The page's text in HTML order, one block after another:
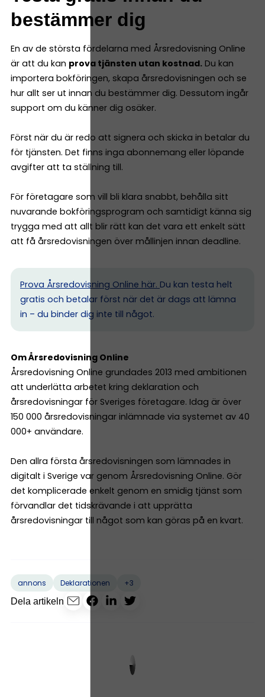
bestämmer dig
En av de största fördelarna med Årsredovisning Online
är att du kan prova tjänsten utan kostnad. Du kan
importera bokföringen, skapa årsredovisningen och se
hur allt ser ut innan du bestämmer dig. Dessutom ingår
support om du känner dig osäker.
Först när du är redo att signera och skicka in betalar du
för tjänsten. Det finns inga abonnemang eller löpande
avgifter att ta ställning till.
För företagare som vill bli klara snabbt, behålla sitt
nuvarande bokföringsprogram och samtidigt känna sig
trygga med att allt blir rätt kan det vara ett enkelt sätt
att få årsredovisningen över mållinjen innan deadline.
Prova Årsredovisning Online här. Du kan testa helt
gratis och betalar först när det är dags att lämna
in – du binder dig inte till något.
Om Årsredovisning Online
Årsredovisning Online grundades 2013 med ambitionen
att underlätta arbetet kring deklaration och
årsredovisningar för Sveriges företagare. Idag är över
150 000 årsredovisningar inlämnade via systemet av 40
000+ användare.
Den allra första årsredovisningen som lämnades in
digitalt i Sverige var genom Årsredovisning Online. Gör
det komplicerade enkelt genom en smidig tjänst som
förvandlar det tidskrävande i att upprätta
årsredovisningar till något som kan göras på en kvart.
annons Deklarationen
+3
Dela artikeln